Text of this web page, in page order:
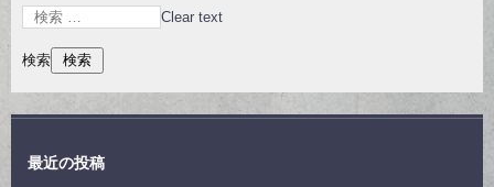
Clear text
検索
最近の投稿